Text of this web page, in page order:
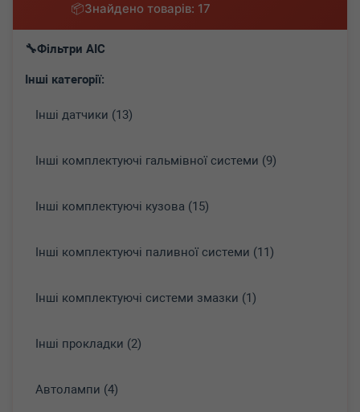
Знайдено товарів: 17
Фільтри AIC
Інші категорії:
Інші датчики (13)
Інші комплектуючі гальмівної системи (9)
Інші комплектуючі кузова (15)
Інші комплектуючі паливної системи (11)
Інші комплектуючі системи змазки (1)
Інші прокладки (2)
Автолампи (4)